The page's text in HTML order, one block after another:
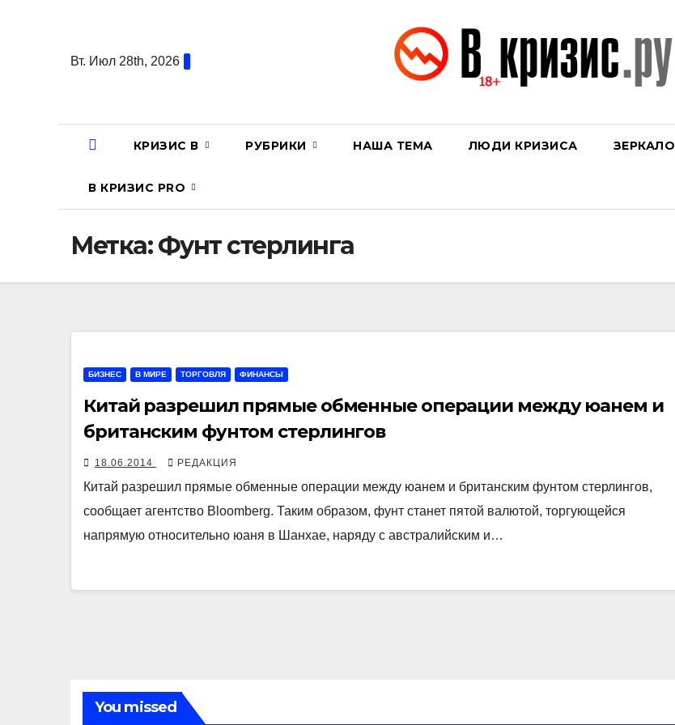
содержаниюВт. Июл 28th, 2026
КРИЗИС В РУБРИКИ НАША ТЕМА ЛЮДИ КРИЗИСА ЗЕРКАЛО
В КРИЗИС PRO
Метка:Фунт стерлинга
БИЗНЕС В МИРЕ ТОРГОВЛЯ ФИНАНСЫ
Китай разрешил прямые обменные операции между юанем и
британским фунтом стерлингов
18.06.2014 РЕДАКЦИЯ
Китай разрешил прямые обменные операции между юанем и британским фунтом стерлингов,
сообщает агентство Bloomberg. Таким образом, фунт станет пятой валютой, торгующейся
напрямую относительно юаня в Шанхае, наряду с австралийским и…
You missed